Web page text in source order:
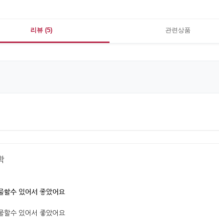
리뷰 (5) 관련상품
할수 있어서 좋았어요
할수 있어서 좋았어요